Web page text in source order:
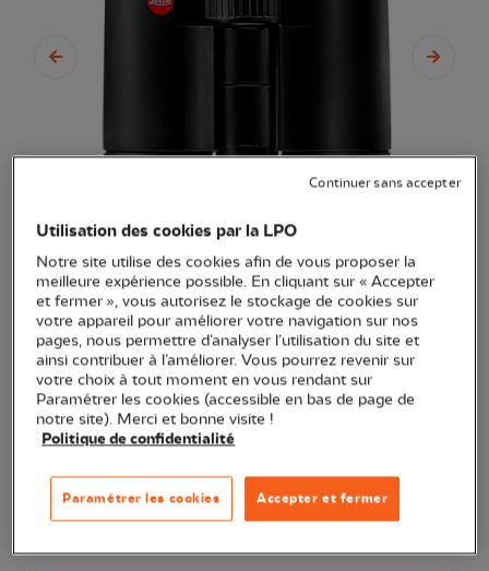
Jumelles Leica Ultravid 8x32
HD plus
(Ref.OP0393)
1 999,00 € EXCLU WEB
Jumelles Leica Ultravid 8x32 HD plusVoir plus
Quantité
Utilisation des cookies par la LPO
Notre site utilise des cookies afin de vous proposer la
meilleure expérience possible. En cliquant sur « Accepter
et fermer », vous autorisez le stockage de cookies sur
votre appareil pour améliorer votre navigation sur nos
pages, nous permettre d’analyser l’utilisation du site et
ainsi contribuer à l’améliorer. Vous pourrez revenir sur
votre choix à tout moment en vous rendant sur
Paramétrer les cookies (accessible en bas de page de
notre site). Merci et bonne visite !
Politique de confidentialité
Accepter et fermer
Paramétrer les cookies
Continuer sans accepter